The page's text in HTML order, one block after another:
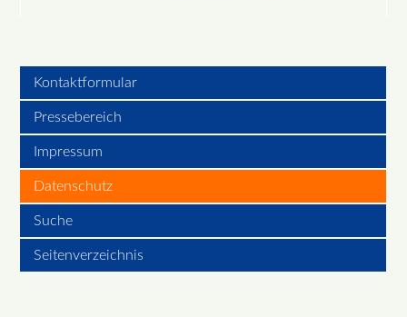
Kontaktformular
Pressebereich
Impressum
Datenschutz
Suche
Seitenverzeichnis